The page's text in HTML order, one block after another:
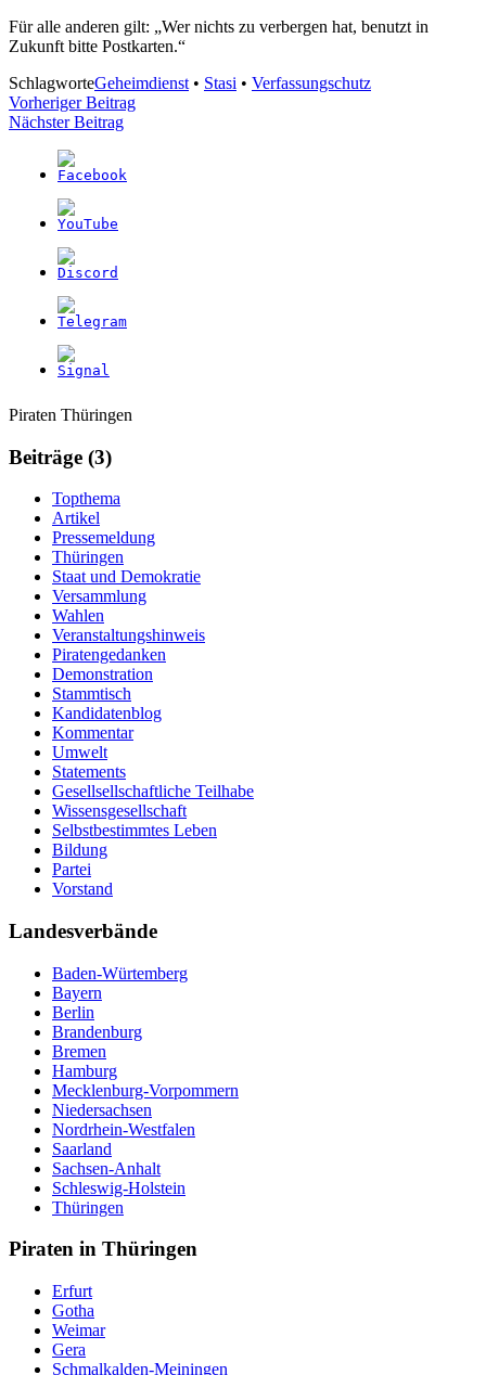
Für alle anderen gilt: „Wer nichts zu verbergen hat, benutzt in
Zukunft bitte Postkarten.“
SchlagworteGeheimdienst • Stasi • Verfassungschutz
Beitragsnavigation
Vorheriger Beitrag
Nächster Beitrag
Weitere
Informationen
Navigation
Piraten Thüringen
Beiträge (3)
Topthema
Artikel
Pressemeldung
Thüringen
Staat und Demokratie
Versammlung
Wahlen
Veranstaltungshinweis
Piratengedanken
Demonstration
Stammtisch
Kandidatenblog
Kommentar
Umwelt
Statements
Gesellsellschaftliche Teilhabe
Wissensgesellschaft
Selbstbestimmtes Leben
Bildung
Partei
Vorstand
Landesverbände
Baden-Würtemberg
Bayern
Berlin
Brandenburg
Bremen
Hamburg
Mecklenburg-Vorpommern
Niedersachsen
Nordrhein-Westfalen
Saarland
Sachsen-Anhalt
Schleswig-Holstein
Thüringen
Piraten in Thüringen
Erfurt
Gotha
Weimar
Gera
Schmalkalden-Meiningen